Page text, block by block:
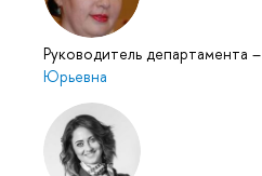
Руководитель департамента –
Юрьевна